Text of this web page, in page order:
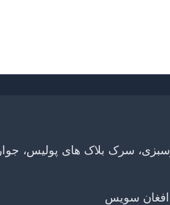
سرک بلاک های پولیس،
افغان سویس